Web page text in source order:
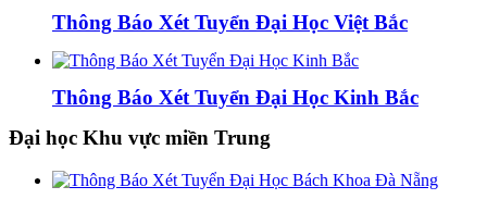
Thông Báo Xét Tuyển Đại Học Việt Bắc
Thông Báo Xét Tuyển Đại Học Kinh Bắc
Đại học Khu vực miền Trung